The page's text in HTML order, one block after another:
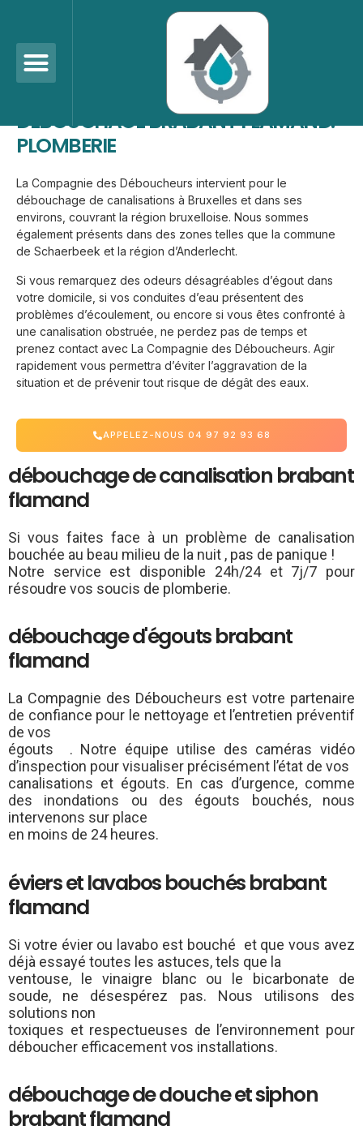
Brabant flamand
DÉBOUCHAGE BRABANT FLAMAND:
PLOMBERIE
La Compagnie des Déboucheurs intervient pour le
débouchage de canalisations à Bruxelles et dans ses
environs, couvrant la région bruxelloise. Nous sommes
également présents dans des zones telles que la commune
de Schaerbeek et la région d’Anderlecht.
Si vous remarquez des odeurs désagréables d’égout dans
votre domicile, si vos conduites d’eau présentent des
problèmes d’écoulement, ou encore si vous êtes confronté à
une canalisation obstruée, ne perdez pas de temps et
prenez contact avec La Compagnie des Déboucheurs. Agir
rapidement vous permettra d’éviter l’aggravation de la
situation et de prévenir tout risque de dégât des eaux.
APPELEZ-NOUS 04 97 92 93 68
débouchage de canalisation brabant
flamand
Si vous faites face à un problème de canalisation
bouchée au beau milieu de la nuit , pas de panique !
Notre service est disponible 24h/24 et 7j/7 pour
résoudre vos soucis de plomberie.
débouchage d'égouts brabant
flamand
La Compagnie des Déboucheurs est votre partenaire
de confiance pour le nettoyage et l’entretien préventif
de vos
égouts . Notre équipe utilise des caméras vidéo
d’inspection pour visualiser précisément l’état de vos
canalisations et égouts. En cas d’urgence, comme
des inondations ou des égouts bouchés, nous
intervenons sur place
en moins de 24 heures.
éviers et lavabos bouchés brabant
flamand
Si votre évier ou lavabo est bouché et que vous avez
déjà essayé toutes les astuces, tels que la
ventouse, le vinaigre blanc ou le bicarbonate de
soude, ne désespérez pas. Nous utilisons des
solutions non
toxiques et respectueuses de l’environnement pour
déboucher efficacement vos installations.
débouchage de douche et siphon
brabant flamand